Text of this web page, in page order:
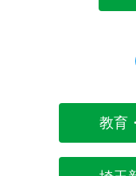
教育